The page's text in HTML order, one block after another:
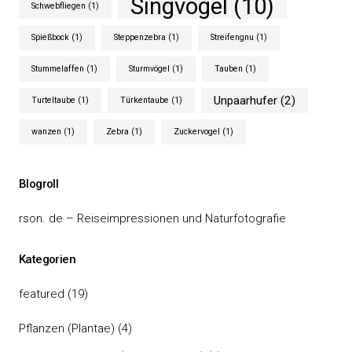
Schwebfliegen (1) Singvögel (10)
Spießbock (1) Steppenzebra (1) Streifengnu (1)
Stummelaffen (1) Sturmvögel (1) Tauben (1)
Turteltaube (1) Türkentaube (1) Unpaarhufer (2)
wanzen (1) Zebra (1) Zuckervogel (1)
Blogroll
rson. de – Reiseimpressionen und Naturfotografie
Kategorien
featured (19)
Pflanzen (Plantae) (4)